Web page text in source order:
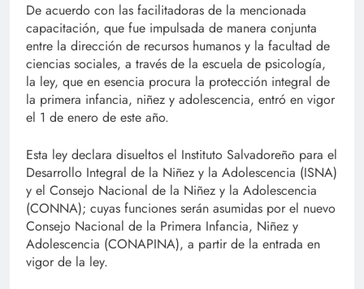
De acuerdo con las facilitadoras de la mencionada
capacitación, que fue impulsada de manera conjunta
entre la dirección de recursos humanos y la facultad de
ciencias sociales, a través de la escuela de psicología,
la ley, que en esencia procura la protección integral de
la primera infancia, niñez y adolescencia, entró en vigor
el 1 de enero de este año.
Esta ley declara disueltos el Instituto Salvadoreño para el
Desarrollo Integral de la Niñez y la Adolescencia (ISNA)
y el Consejo Nacional de la Niñez y la Adolescencia
(CONNA); cuyas funciones serán asumidas por el nuevo
Consejo Nacional de la Primera Infancia, Niñez y
Adolescencia (CONAPINA), a partir de la entrada en
vigor de la ley.